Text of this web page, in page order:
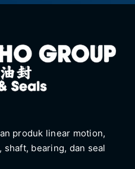
produk linear motion,
bearing, dan seal